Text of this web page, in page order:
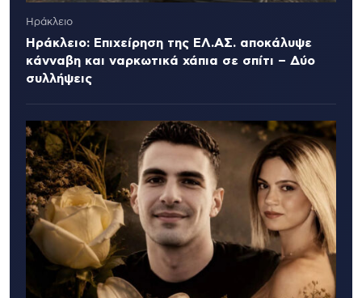
Ηράκλειο
Ηράκλειο: Επιχείρηση της ΕΛ.ΑΣ. αποκάλυψε
κάνναβη και ναρκωτικά χάπια σε σπίτι – Δύο
συλλήψεις